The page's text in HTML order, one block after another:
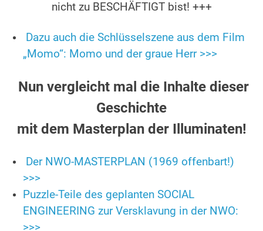
nicht zu BESCHÄFTIGT bist! +++
Dazu auch die Schlüsselszene aus dem Film
„Momo“: Momo und der graue Herr >>>
Nun vergleicht mal die Inhalte dieser
Geschichte
mit dem Masterplan der Illuminaten!
Der NWO-MASTERPLAN (1969 offenbart!)
>>>
Puzzle-Teile des geplanten SOCIAL
ENGINEERING zur Versklavung in der NWO:
>>>